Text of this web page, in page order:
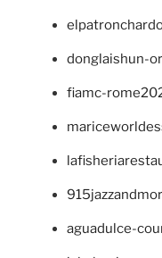
donglaishun-
fiamc-
aguadulce-